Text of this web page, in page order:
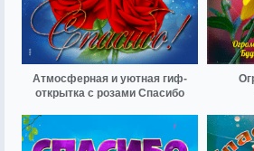
Атмосферная и уютная гиф-
открытка с розами Спасибо